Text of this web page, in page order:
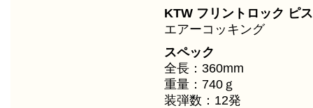
KTW フリントロック ピ
エアーコッキング
スペック
全長：360mm
重量：740ｇ
装弾数：12発